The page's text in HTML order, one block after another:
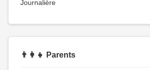
Journalière
👨‍👩‍👧 Parents